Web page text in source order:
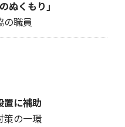
ぬくもり｣
の職員
置に補助
策の一環